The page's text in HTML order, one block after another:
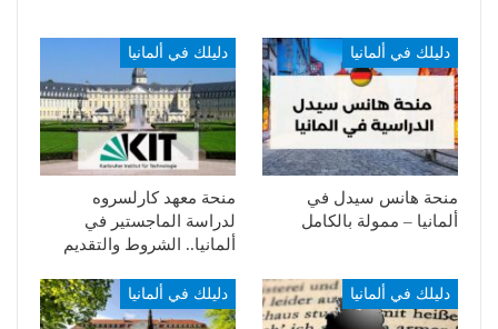
دليلك في ألمانيا
منحة هانس سيدل في
ألمانيا – ممولة بالكامل
دليلك في ألمانيا
منحة معهد كارلسروه
لدراسة الماجستير في
ألمانيا.. الشروط والتقديم
دليلك في ألمانيا دليلك في ألمانيا